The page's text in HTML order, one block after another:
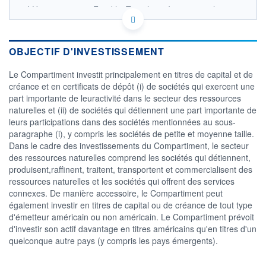
LU2441052383 - Franklin Templeton International
Services S.à r.l.
Consulter le prospectus / DIC
04/12 08/04
15
20
25
CATÉGORIE MORNINGSTAR
Actions Secteur Energie
FONDS PARTENAIRES
TARIFS PRIVILÉGIÉS 0%
ÉLIGIBILITÉ
PEA PEA-PME BOURSOVIE LUX
BOURSOVIE
CTO BUSINESS
OBJECTIF D'INVESTISSEMENT
Le Compartiment investit principalement en titres de capital et de
créance et en certificats de dépôt (i) de sociétés qui exercent une
part importante de leuractivité dans le secteur des ressources
naturelles et (ii) de sociétés qui détiennent une part importante de
leurs participations dans des sociétés mentionnées au sous-
paragraphe (i), y compris les sociétés de petite et moyenne taille.
Dans le cadre des investissements du Compartiment, le secteur
des ressources naturelles comprend les sociétés qui détiennent,
produisent,raffinent, traitent, transportent et commercialisent des
ressources naturelles et les sociétés qui offrent des services
connexes. De manière accessoire, le Compartiment peut
également investir en titres de capital ou de créance de tout type
d'émetteur américain ou non américain. Le Compartiment prévoit
d'investir son actif davantage en titres américains qu'en titres d'un
quelconque autre pays (y compris les pays émergents).